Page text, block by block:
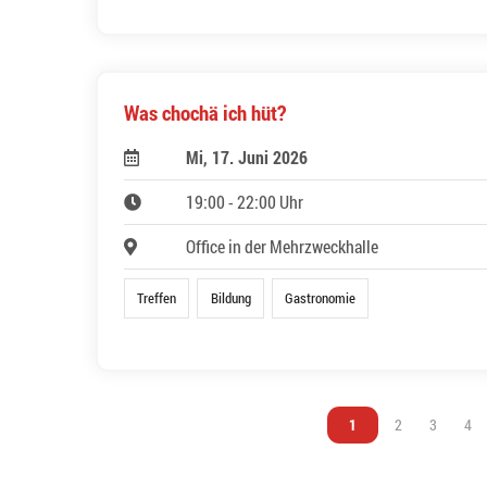
Was chochä ich hüt?
Mi, 17. Juni 2026
19:00 - 22:00 Uhr
Office in der Mehrzweckhalle
Treffen Bildung Gastronomie
Vous êtes sur la page
1 Vous êtes sur la
2 Vous êtes
3 4